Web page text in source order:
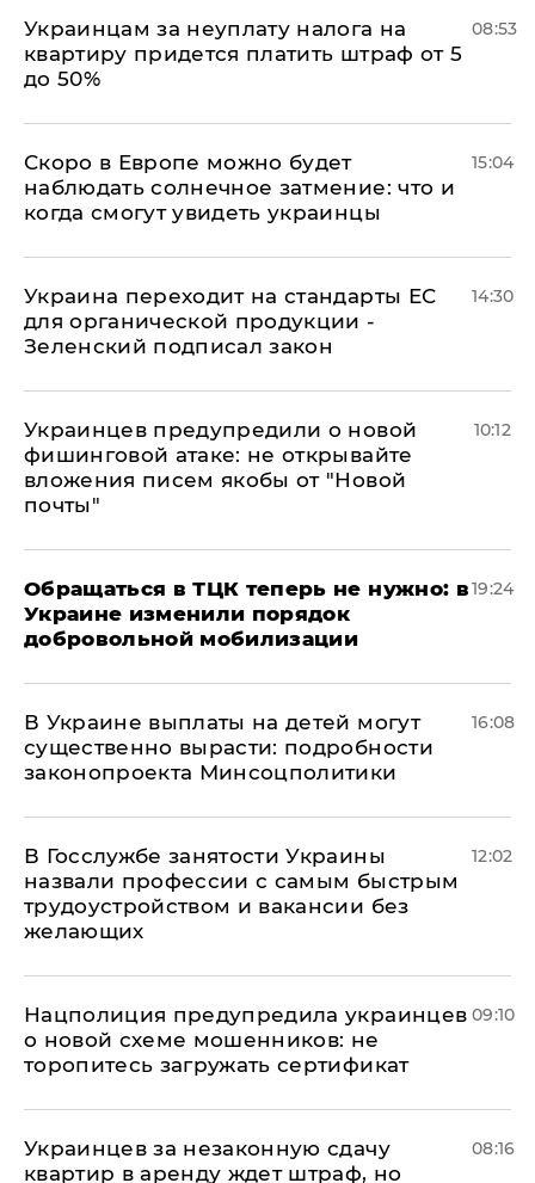
Украинцам за неуплату налога на
квартиру придется платить штраф от 5
до 50%
08:53
Скоро в Европе можно будет
наблюдать солнечное затмение: что и
когда смогут увидеть украинцы
15:04
Украина переходит на стандарты ЕС
для органической продукции -
Зеленский подписал закон
14:30
Украинцев предупредили о новой
фишинговой атаке: не открывайте
вложения писем якобы от "Новой
почты"
10:12
Обращаться в ТЦК теперь не нужно: в
Украине изменили порядок
добровольной мобилизации
19:24
В Украине выплаты на детей могут
существенно вырасти: подробности
законопроекта Минсоцполитики
16:08
В Госслужбе занятости Украины
назвали профессии с самым быстрым
трудоустройством и вакансии без
желающих
12:02
Нацполиция предупредила украинцев
о новой схеме мошенников: не
торопитесь загружать сертификат
09:10
Украинцев за незаконную сдачу
квартир в аренду ждет штраф, но
08:16